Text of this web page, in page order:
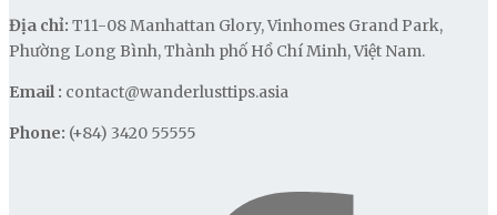
Địa chỉ: T11-08 Manhattan Glory, Vinhomes Grand Park,
Phường Long Bình, Thành phố Hồ Chí Minh, Việt Nam.
Email : contact@wanderlusttips.asia
Phone: (+84) 3420 55555